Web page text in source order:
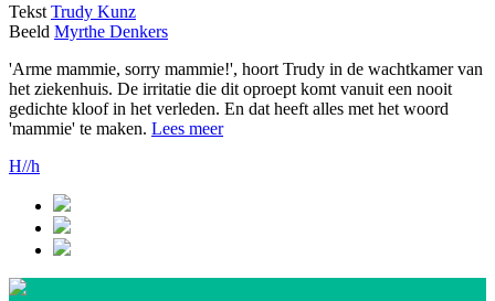
Tekst Trudy Kunz
Beeld Myrthe Denkers
'Arme mammie, sorry mammie!', hoort Trudy in de wachtkamer van
het ziekenhuis. De irritatie die dit oproept komt vanuit een nooit
gedichte kloof in het verleden. En dat heeft alles met het woord
'mammie' te maken. Lees meer
H//h